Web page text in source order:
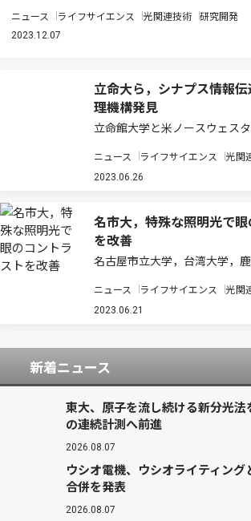
ニュース ライフサイエンス 光関連技術 研究開発
2023.12.07
立命大ら，シナプス情報
理機構発見
立命館大学と米ノースウェス
響を与える疾患や症状に対する
を促進する可能性があると発表
ニュース ライフサイエンス 光関
2023.06.26
名市大，特殊な照明光で
を改善
名古屋市立大学，台湾大学，
ト感度）を改善することが可能
した（ニュースリリース）。
ニュース ライフサイエンス 光関
2023.06.21
新着ニュース
東大、原子を流し続ける新分光
の連続計測へ前進
2026.08.07
ウシオ電機、ウシオライティン
合併を発表
2026.08.07